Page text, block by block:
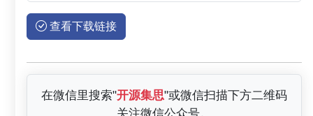
查看下载链接
在微信里搜索"开源集思"或微信扫描下方二维码
关注微信公众号。